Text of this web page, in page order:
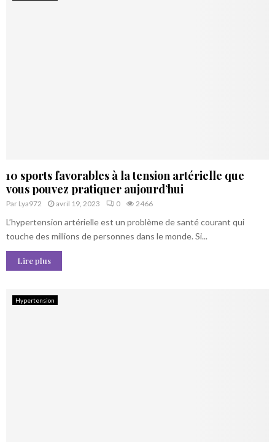
10 sports favorables à la tension artérielle que
vous pouvez pratiquer aujourd’hui
Par Lya972 avril 19, 2023 0 2466
L’hypertension artérielle est un problème de santé courant qui
touche des millions de personnes dans le monde. Si...
Lire plus
Hypertension